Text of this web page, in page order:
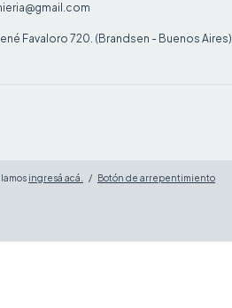
Favaloro 720. (Brandsen - Buenos Aires)
ingresá acá. / Botón de arrepentimiento